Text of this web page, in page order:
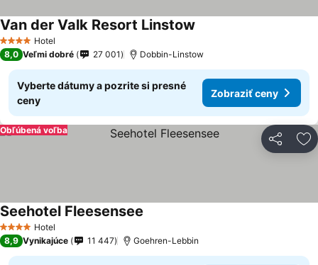
4 Počet hviezdičiek
Hotel
Van der Valk Resort Linstow
8,0 Veľmi dobré 27 001 Dobbin-Linstow
Vyberte dátumy a pozrite si presné
ceny
Zobraziť ceny
Zdieľať
Obľúbená voľba
4 Počet hviezdičiek
Hotel
Seehotel Fleesensee
8,9 Vynikajúce 11 447 Goehren-Lebbin